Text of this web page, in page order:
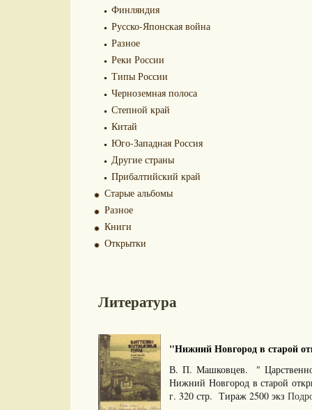
Финляндия
Русско-Японская война
Разное
Реки России
Типы России
Черноземная полоса
Степной край
Китай
Юго-Западная Россия
Другие страны
Прибалтийский край
Старые альбомы
Разное
Книги
Открытки
Литература
"Нижний Новгород в старой
В. П. Машковцев. "
Нижний Новгород в старой
г. 320 стр. Тираж 2500 экз